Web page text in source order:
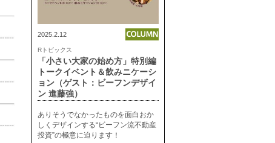
2025.2.12
Rトピックス
「小さい大家の始め方」特別編
トークイベント＆飲みニケーシ
ョン（ゲスト：ビーフンデザイ
ン 進藤強）
ありそうでなかったものを面白おか
しくデザインする“ビーフン流不動産
投資”の極意に迫ります！